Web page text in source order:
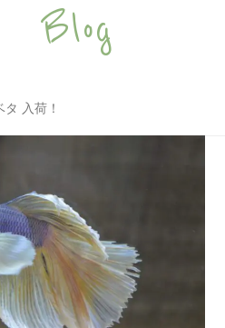
Blog
タ 入荷！